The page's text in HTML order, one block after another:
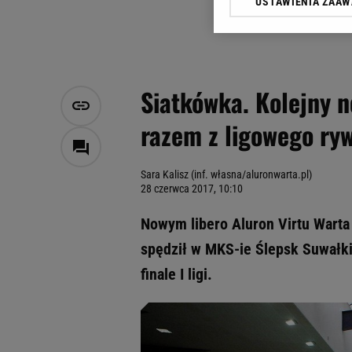
Siatkówka. Kolejny
razem z ligowego
Sara Kalisz (inf. własna/aluronwarta.pl)
28 czerwca 2017, 10:10
Nowym libero Aluron Virtu
spędził w MKS-ie Ślepsk
finale I ligi.
Klikając „Akceptuję”
Zaufanych Partnerów i
My, nasi Zaufani
Przechowywanie